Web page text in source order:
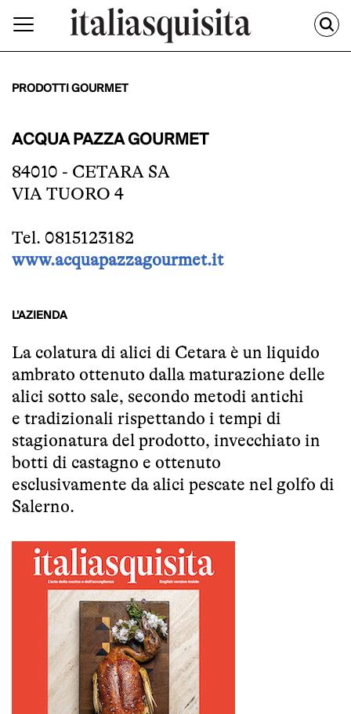
PRODOTTI GOURMET
ACQUA PAZZA GOURMET
84010 - CETARA SA
VIA TUORO 4
Tel. 0815123182
www.acquapazzagourmet.it
L’AZIENDA
La colatura di alici di Cetara è un liquido
ambrato ottenuto dalla maturazione delle
alici sotto sale, secondo metodi antichi
e tradizionali rispettando i tempi di
stagionatura del prodotto, invecchiato in
botti di castagno e ottenuto
esclusivamente da alici pescate nel golfo di
Salerno.